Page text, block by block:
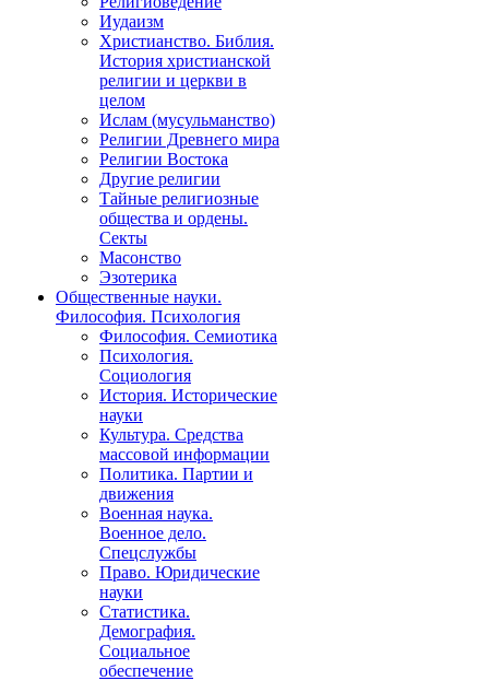
Иудаизм
Христианство. Библия.
История христианской
религии и церкви в
целом
Ислам (мусульманство)
Религии Древнего мира
Религии Востока
Другие религии
Тайные религиозные
общества и ордены.
Секты
Масонство
Эзотерика
Общественные науки.
Философия. Психология
Философия. Семиотика
Психология.
Социология
История. Исторические
науки
Культура. Средства
массовой информации
Политика. Партии и
движения
Военная наука.
Военное дело.
Спецслужбы
Право. Юридические
науки
Статистика.
Демография.
Социальное
обеспечение